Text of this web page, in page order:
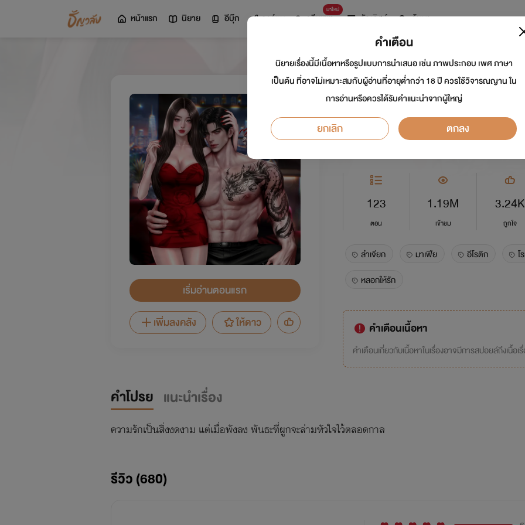
หน้าแรก นิยาย อีบุ๊ก การ์ตูน
มาใหม่
ดรีมแชท ธัญลิสต์ ค้นหา
เริ่มอ่านตอนแรก
เพิ่มลงคลัง
ให้ดาว
BOUND ซ่อนพันธะ
นักเขียน:ลำเจียก Story Truth นักวาด: พิม
อีโรติก
123
ตอน
1.19M
เข้าชม
3.24K
ถูกใจ
ลำเจียก มาเฟีย อีโรติก โ
หลอกให้รัก
คำเตือนเนื้อหา
คำเตือนเกี่ยวกับเนื้อหาในเรื่องอาจมีการสปอยล์ถึงเนื้อเ
คำโปรย แนะนำเรื่อง
ความรักเป็นสิ่งงดงาม แต่เมื่อพังลง พันธะที่ผูกจะล่ามหัวใจไว้ตลอดกาล
รีวิว (680)
คำเตือน
นิยายเรื่องนี้มีเนื้อหาหรือรูปแบบการนำเสนอ เช่น ภาพประกอบ เพศ ภาษา
เป็นต้น ที่อาจไม่เหมาะสมกับผู้อ่านที่อายุต่ำกว่า 18 ปี ควรใช้วิจารณญาน ใน
การอ่านหรือควรได้รับคำแนะนำจากผู้ใหญ่
ยกเลิก ตกลง